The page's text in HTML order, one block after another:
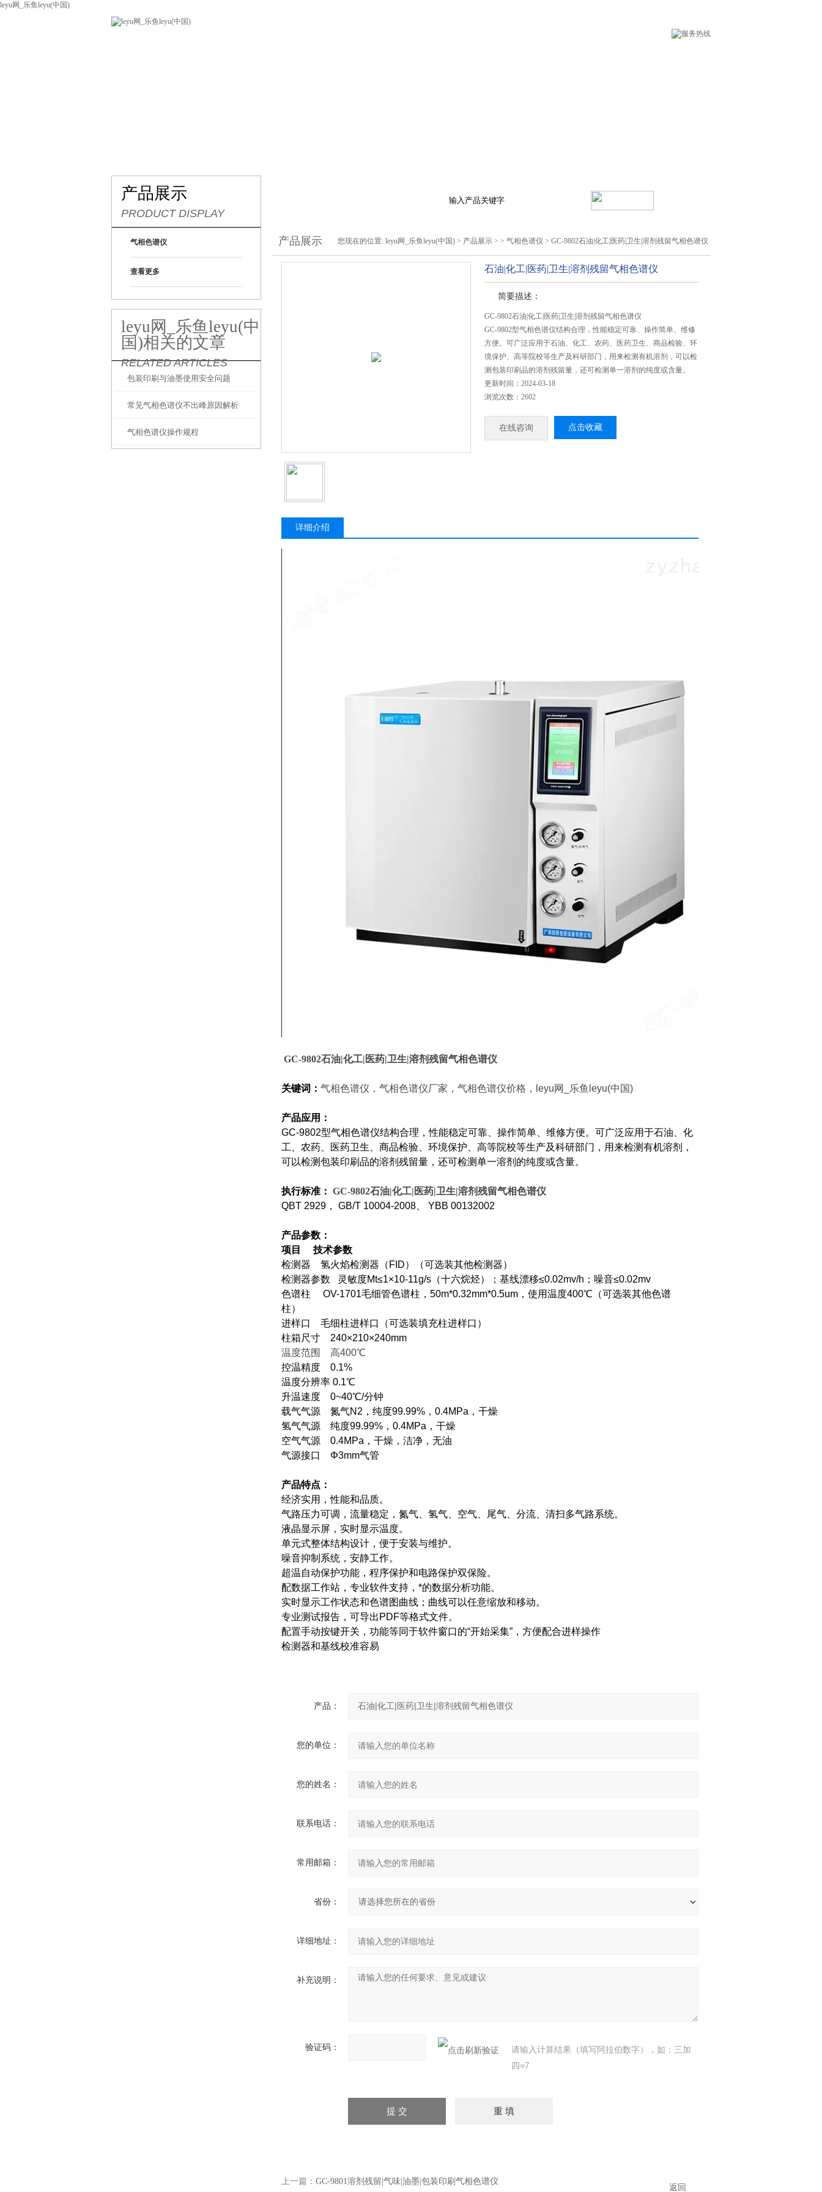
leyu网_乐鱼leyu(中国)
产品展示
PRODUCT DISPLAY
气相色谱仪
查看更多
leyu网_乐鱼leyu(中
国)相关的文章
RELATED ARTICLES
包装印刷与油墨使用安全问题
常见气相色谱仪不出峰原因解析
气相色谱仪操作规程
产品展示 您现在的位置: leyu网_乐鱼leyu(中国) > 产品展示 > > 气相色谱仪 > GC-9802石油|化工|医药|卫生|溶剂残留气相色谱仪
石油|化工|医药|卫生|溶剂残留气相色谱仪
简要描述：
GC-9802石油|化工|医药|卫生|溶剂残留气相色谱仪
GC-9802型气相色谱仪结构合理，性能稳定可靠、操作简单、维修
方便。可广泛应用于石油、化工、农药、医药卫生、商品检验、环
境保护、高等院校等生产及科研部门，用来检测有机溶剂，可以检
测包装印刷品的溶剂残留量，还可检测单一溶剂的纯度或含量。
更新时间：2024-03-18
浏览次数：2602
在线咨询 点击收藏
详细介绍
GC-9802石油|化工|医药|卫生|溶剂残留气相色谱仪
关键词： 气相色谱仪，气相色谱仪厂家，气相色谱仪价格，leyu网_乐鱼leyu(中国)
产品应用：
GC-9802型气相色谱仪结构合理，性能稳定可靠、操作简单、维修方便。可广泛应用于石油、化
工、农药、医药卫生、商品检验、环境保护、高等院校等生产及科研部门，用来检测有机溶剂，
可以检测包装印刷品的溶剂残留量，还可检测单一溶剂的纯度或含量。
执行标准： GC-9802石油|化工|医药|卫生|溶剂残留气相色谱仪
QBT 2929 ， GB/T 10004-2008、 YBB 00132002
产品参数：
项目 技术参数
检测器 氢火焰检测器（FID）（可选装其他检测器）
检测器参数 灵敏度Mt≤1×10-11g/s（十六烷烃）；基线漂移≤0.02mv/h；噪音≤0.02mv
色谱柱 OV-1701毛细管色谱柱，50m*0.32mm*0.5um，使用温度400℃（可选装其他色谱
柱）
进样口 毛细柱进样口（可选装填充柱进样口）
柱箱尺寸 240×210×240mm
温度范围 高400℃
控温精度 0.1%
温度分辨率 0.1℃
升温速度 0~40℃/分钟
载气气源 氮气N2，纯度99.99%，0.4MPa，干燥
氢气气源 纯度99.99%，0.4MPa，干燥
空气气源 0.4MPa，干燥，洁净，无油
气源接口 Φ3mm气管
产品特点：
经济实用，性能和品质。
气路压力可调，流量稳定，氮气、氢气、空气、尾气、分流、清扫多气路系统。
液晶显示屏，实时显示温度。
单元式整体结构设计，便于安装与维护。
噪音抑制系统，安静工作。
超温自动保护功能，程序保护和电路保护双保险。
配数据工作站，专业软件支持，*的数据分析功能。
实时显示工作状态和色谱图曲线；曲线可以任意缩放和移动。
专业测试报告，可导出PDF等格式文件。
配置手动按键开关，功能等同于软件窗口的“开始采集”，方便配合进样操作
检测器和基线校准容易
产品：
您的单位：
您的姓名：
联系电话：
常用邮箱：
省份：
详细地址：
补充说明：
验证码：
请输入计算结果（填写阿拉伯数字），如：三加
四=7
上一篇： GC-9801溶剂残留|气味|油墨|包装印刷气相色谱仪
返回